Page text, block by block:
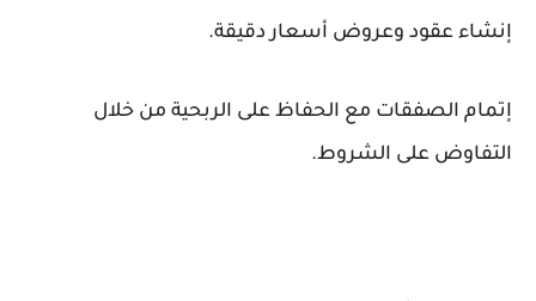
إنشاء عقود وعروض أسعار دقيقة.
إتمام الصفقات مع الحفاظ على الربحية من خلال
التفاوض على الشروط.